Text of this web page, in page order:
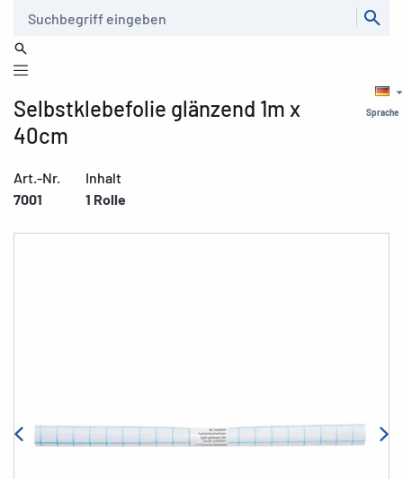
Sprache
Selbstklebefolie glänzend 1m x
40cm
Art.-Nr.
7001
Inhalt
1 Rolle